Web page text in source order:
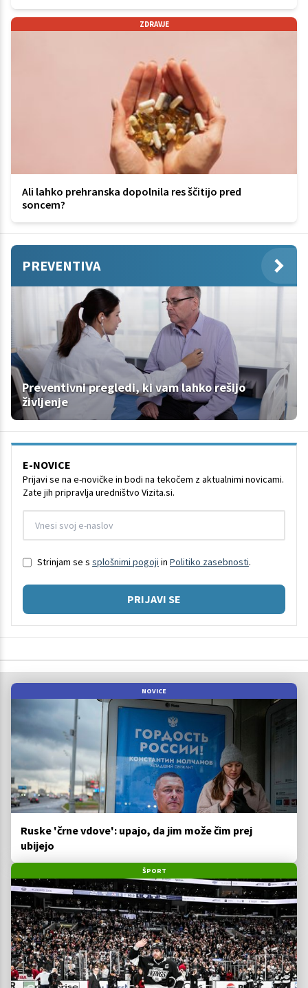
ZDRAVJE
Ali lahko prehranska dopolnila res ščitijo pred
soncem?
PREVENTIVA
Preventivni pregledi, ki vam lahko rešijo
življenje
E-NOVICE
Prijavi se na e-novičke in bodi na tekočem z aktualnimi novicami.
Zate jih pripravlja uredništvo Vizita.si.
Strinjam se s splošnimi pogoji in Politiko zasebnosti.
PRIJAVI SE
NOVICE
Ruske 'črne vdove': upajo, da jim može čim prej
ubijejo
ŠPORT